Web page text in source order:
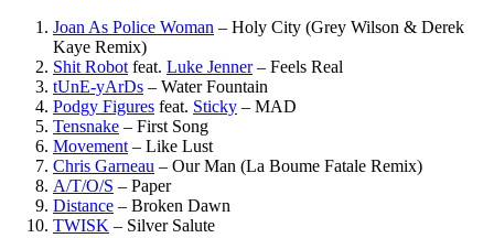
Joan As Police Woman – Holy City (Grey Wilson & Derek
Kaye Remix)
Shit Robot feat. Luke Jenner– Feels Real
tUnE-yArDs – Water Fountain
Podgy Figures feat. Sticky – MAD
Tensnake – First Song
Movement – Like Lust
Chris Garneau – Our Man (La Boume Fatale Remix)
A/T/O/S – Paper
Distance – Broken Dawn
TWISK – Silver Salute